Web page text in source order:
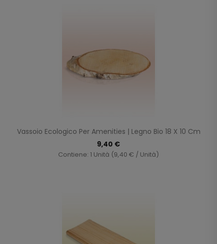
Vassoio Ecologico Per Amenities | Legno Bio 18 X 10 Cm
9,40 €
Contiene: 1 Unità (9,40 € / Unità)